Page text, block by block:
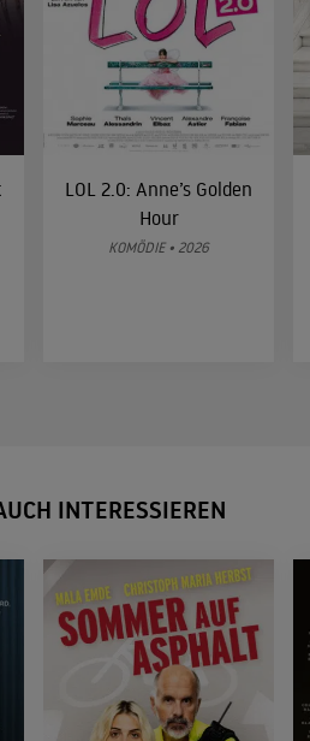
LOL 2.0: Anne’s Golden
Hour
KOMÖDIE • 2026
INTERESSIEREN